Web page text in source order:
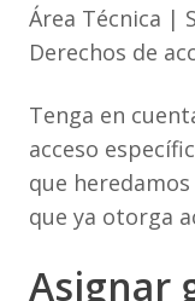
Área Técnica |
Derechos de
Tenga en
acceso
que
que ya otorga
Asignar